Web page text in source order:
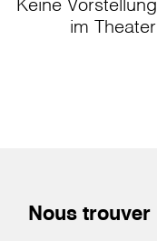
Keine
im Theater
Nous trouver